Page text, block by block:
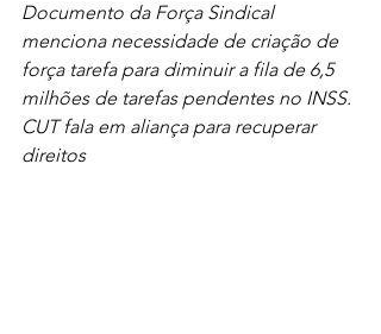
Documento da Força Sindical
menciona necessidade de criação de
força tarefa para diminuir a fila de 6,5
milhões de tarefas pendentes no INSS.
CUT fala em aliança para recuperar
direitos